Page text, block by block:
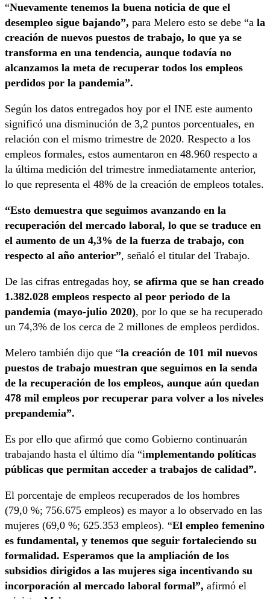
“Nuevamente tenemos la buena noticia de que el
desempleo sigue bajando”, para Melero esto se debe “a la
creación de nuevos puestos de trabajo, lo que ya se
transforma en una tendencia, aunque todavía no
alcanzamos la meta de recuperar todos los empleos
perdidos por la pandemia”.
Según los datos entregados hoy por el INE este aumento
significó una disminución de 3,2 puntos porcentuales, en
relación con el mismo trimestre de 2020. Respecto a los
empleos formales, estos aumentaron en 48.960 respecto a
la última medición del trimestre inmediatamente anterior,
lo que representa el 48% de la creación de empleos totales.
“Esto demuestra que seguimos avanzando en la
recuperación del mercado laboral, lo que se traduce en
el aumento de un 4,3% de la fuerza de trabajo, con
respecto al año anterior”, señaló el titular del Trabajo.
De las cifras entregadas hoy, se afirma que se han creado
1.382.028 empleos respecto al peor periodo de la
pandemia (mayo-julio 2020), por lo que se ha recuperado
un 74,3% de los cerca de 2 millones de empleos perdidos.
Melero también dijo que “la creación de 101 mil nuevos
puestos de trabajo muestran que seguimos en la senda
de la recuperación de los empleos, aunque aún quedan
478 mil empleos por recuperar para volver a los niveles
prepandemia”.
Es por ello que afirmó que como Gobierno continuarán
trabajando hasta el último día “implementando políticas
públicas que permitan acceder a trabajos de calidad”.
El porcentaje de empleos recuperados de los hombres
(79,0 %; 756.675 empleos) es mayor a lo observado en las
mujeres (69,0 %; 625.353 empleos). “El empleo femenino
es fundamental, y tenemos que seguir fortaleciendo su
formalidad. Esperamos que la ampliación de los
subsidios dirigidos a las mujeres siga incentivando su
incorporación al mercado laboral formal”, afirmó el